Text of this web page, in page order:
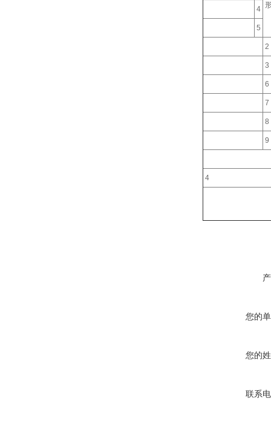
4
5
2
3
6
7
8
9
4
您的
您的
联系